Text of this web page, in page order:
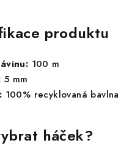
produktu
100 m
5 mm
100% recyklovaná bavlna
háček?